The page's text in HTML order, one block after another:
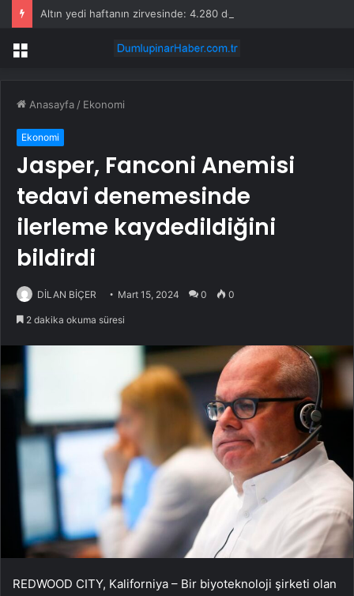
Menü
Anasayfa / Ekonomi
Ekonomi
Jasper, Fanconi Anemisi
tedavi denemesinde
ilerleme kaydedildiğini
bildirdi
DİLAN BİÇER Mart 15, 2024 0 0
2 dakika okuma süresi
REDWOOD CITY, Kaliforniya – Bir biyoteknoloji şirketi olan